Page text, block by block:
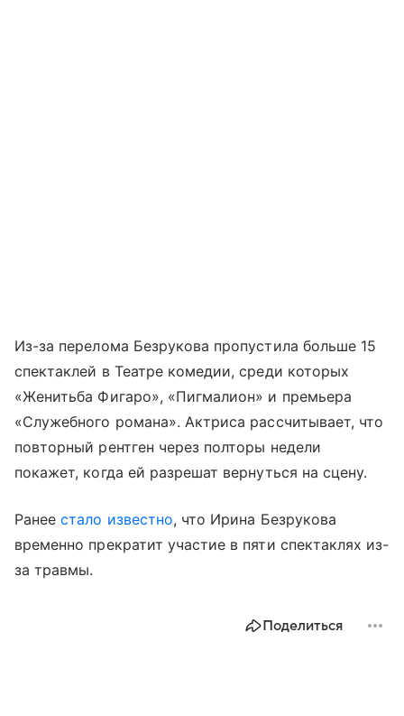
Из-за перелома Безрукова пропустила больше 15
спектаклей в Театре комедии, среди которых
«Женитьба Фигаро», «Пигмалион» и премьера
«Служебного романа». Актриса рассчитывает, что
повторный рентген через полторы недели
покажет, когда ей разрешат вернуться на сцену.
Ранеестало известно, что Ирина Безрукова
временно прекратит участие в пяти спектаклях из-
за травмы.
Поделиться